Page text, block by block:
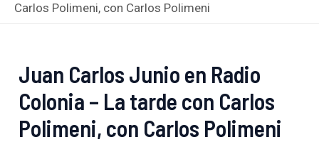
Carlos Polimeni, con Carlos Polimeni
Juan Carlos Junio en Radio
Colonia – La tarde con Carlos
Polimeni, con Carlos Polimeni